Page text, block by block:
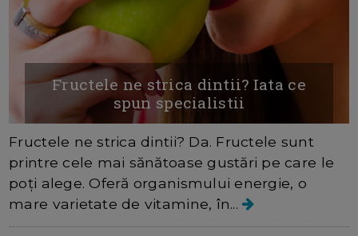
Fructele ne strica dintii? Iata ce
spun specialistii
Fructele ne strica dintii? Da. Fructele sunt
printre cele mai sănătoase gustări pe care le
poți alege. Oferă organismului energie, o
mare varietate de vitamine, în...